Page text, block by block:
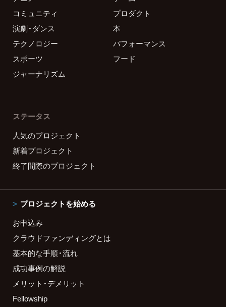
コミュニティ
プロダクト
演劇・ダンス
本
テクノロジー
パフォーマンス
スポーツ
フード
ジャーナリズム
ステータス
人気のプロジェクト
新着プロジェクト
終了間際のプロジェクト
プロジェクトを始める
お申込み
クラウドファンディングとは
基本的な手順・流れ
成功事例の解説
メリット・デメリット
Fellowship